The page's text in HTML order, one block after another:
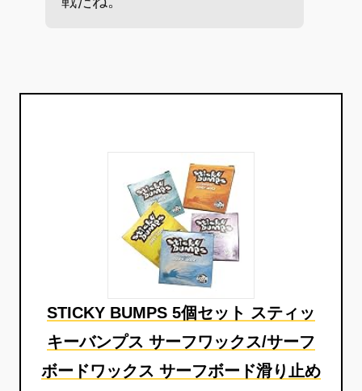
STICKY BUMPS 5個セット スティッ
キーバンプス サーフワックス/サーフ
ボードワックス サーフボード滑り止め